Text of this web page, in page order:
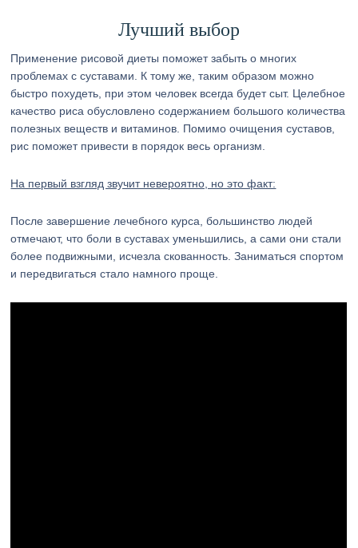
Лучший выбор
Применение рисовой диеты поможет забыть о многих
проблемах с суставами. К тому же, таким образом можно
быстро похудеть, при этом человек всегда будет сыт. Целебное
качество риса обусловлено содержанием большого количества
полезных веществ и витаминов. Помимо очищения суставов,
рис поможет привести в порядок весь организм.
На первый взгляд звучит невероятно, но это факт:
После завершение лечебного курса, большинство людей
отмечают, что боли в суставах уменьшились, а сами они стали
более подвижными, исчезла скованность. Заниматься спортом
и передвигаться стало намного проще.